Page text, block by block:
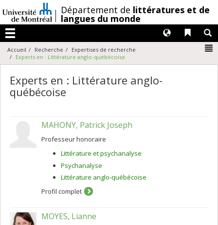
au
contenu
/Département de littératures et de
langues du monde
Menu
Liens
Langues
Accueil Recherche
Expertises de recherche
Experts en : Littérature anglo-québécoise
Experts en : Littérature anglo-
québécoise
MAHONY, Patrick Joseph
Professeur honoraire
Littérature et psychanalyse
Psychanalyse
Littérature anglo-québécoise
Profil complet
MOYES, Lianne